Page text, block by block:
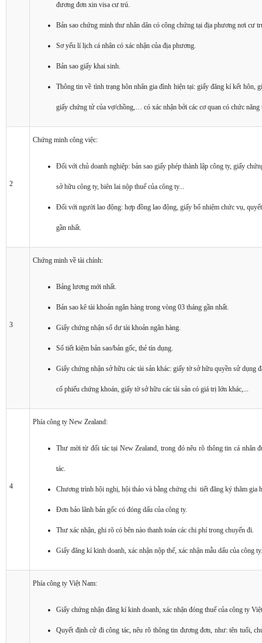
đương đơn xin visa cư trú.
Bản sao chứng minh thư nhân dân có công chứng tại địa phương nơi cư
Sơ yếu lí lịch cá nhân có xác nhận của địa phương.
Bản sao giấy khai sinh.
Thông tin về tình trạng hôn nhân gia đình hiện tại: giấy đăng kí kết hôn,
giấy chứng tử của vợ/chồng,… có xác nhận bởi các cơ quan có chức
2
Chứng minh công việc:
Đối với chủ doanh nghiệp: bản sao giấy phép thành lập công ty, giấy
sở hữu công ty, biên lai nộp thuế của công ty...
Đối với người lao động: hợp đồng lao động, giấy bổ nhiệm chức vụ,
gần nhất.
3
Chứng minh về tài chính:
Bảng lương mới nhất.
Bản sao kê tài khoản ngân hàng trong vòng 03 tháng gần nhất.
Giấy chứng nhận số dư tài khoản ngân hàng.
Sổ tiết kiệm bản sao/bản gốc, thẻ tín dụng.
Giấy chứng nhận sở hữu các tài sản khác: giấy tờ sở hữu quyền sử dụng
cổ phiếu chứng khoán, giấy tờ sở hữu các tài sản có giá trị lớn khác,...
4
Phía công ty New Zealand:
Thư mời từ đối tác tại New Zealand, trong đó nêu rõ thông tin cá nhân
tác.
Chương trình hội nghị, hội thảo và bằng chứng chi tiết đăng ký thăm gia
Đơn bảo lãnh bản gốc có đóng dấu của công ty.
Thư xác nhận, ghi rõ có bên nào thanh toán các chi phí trong chuyến đi.
Giấy đăng kí kinh doanh, xác nhận nộp thế, xác nhận mẫu dấu của công ty.
Phía công ty Việt Nam:
Giấy chứng nhận đăng kí kinh doanh, xác nhận đóng thuế của công ty
Quyết định cử đi công tác, nêu rõ thông tin đương đơn, như: tên tuổi,